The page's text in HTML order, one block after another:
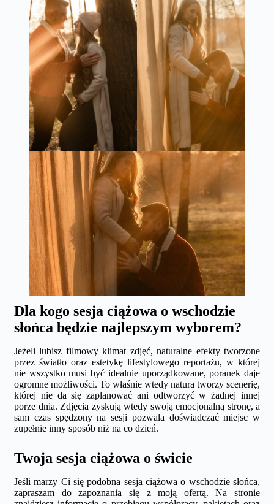
Dla kogo sesja ciążowa o wschodzie
słońca będzie najlepszym wyborem?
Jeżeli lubisz filmowy klimat zdjęć, naturalne efekty tworzone
przez światło oraz estetykę lifestylowego reportażu, w której
nie wszystko musi być idealnie uporządkowane, poranek daje
ogromne możliwości. To właśnie wtedy natura tworzy scenerię,
której nie da się zaplanować ani odtworzyć w żadnej innej
porze dnia. Zdjęcia zyskują wtedy swoją emocjonalną stronę, a
sam czas spędzony na sesji pozwala doświadczać miejsc w
zupełnie inny sposób niż na co dzień.
Twoja sesja ciążowa o świcie
Jeśli marzy Ci się podobna sesja ciążowa o wschodzie słońca,
zapraszam do zapoznania się z moją ofertą. Na stronie